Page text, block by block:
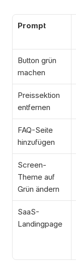
Prompt
Button grün
machen
Preissektion
entfernen
FAQ-Seite
hinzufügen
Screen-
Theme auf
Grün ändern
SaaS-
Landingpage